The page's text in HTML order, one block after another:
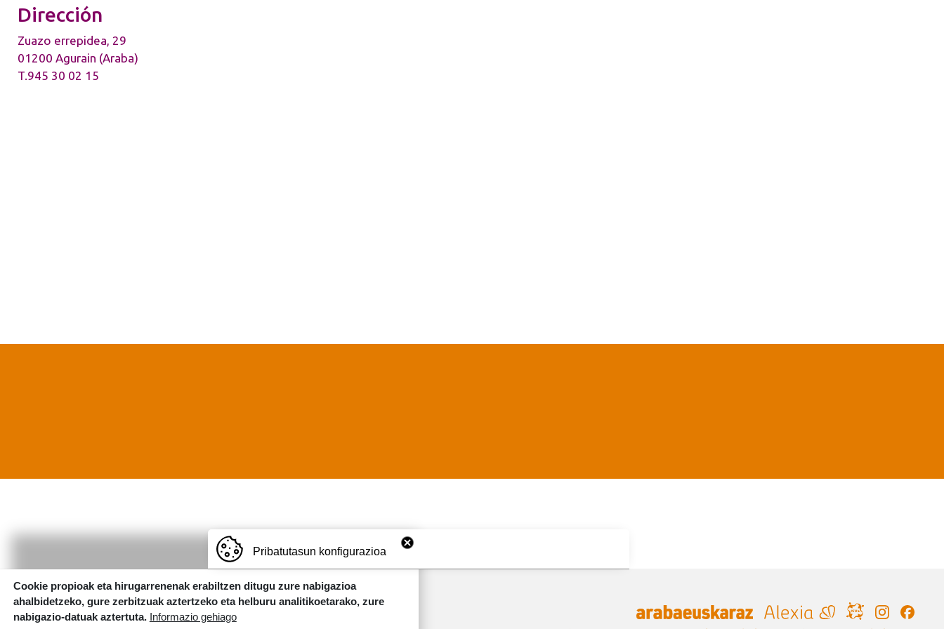
Dirección
Zuazo errepidea, 29
01200 Agurain (Araba)
T.945 30 02 15
Irudia
Irudia
Pribatutasun konfigurazioa
Cookie propioak eta hirugarrenenak erabiltzen ditugu zure nabigazioa
ahalbidetzeko, gure zerbitzuak aztertzeko eta helburu analitikoetarako, zure
nabigazio-datuak aztertuta. Informazio gehiago